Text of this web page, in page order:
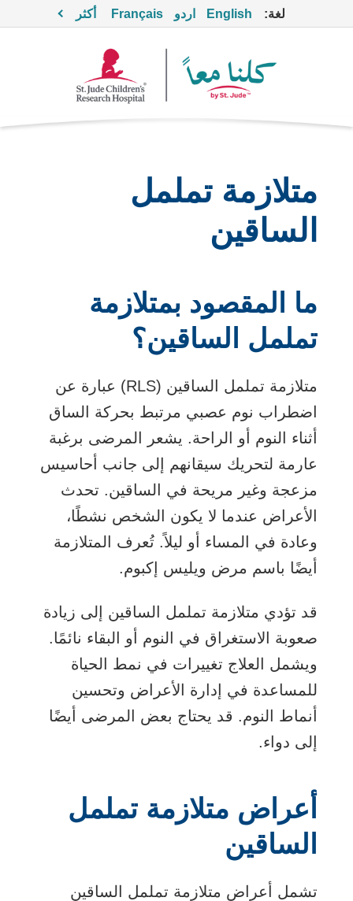
لغة: English اردو Français أكثر
متلازمة تململ
الساقين
ما المقصود بمتلازمة
تململ الساقين؟
متلازمة تململ الساقين (RLS) عبارة عن
اضطراب نوم عصبي مرتبط بحركة الساق
أثناء النوم أو الراحة. يشعر المرضى برغبة
عارمة لتحريك سيقانهم إلى جانب أحاسيس
مزعجة وغير مريحة في الساقين. تحدث
الأعراض عندما لا يكون الشخص نشطًا،
وعادة في المساء أو ليلاً. تُعرف المتلازمة
أيضًا باسم مرض ويليس إكبوم.
قد تؤدي متلازمة تململ الساقين إلى زيادة
صعوبة الاستغراق في النوم أو البقاء نائمًا.
ويشمل العلاج تغييرات في نمط الحياة
للمساعدة في إدارة الأعراض وتحسين
أنماط النوم. قد يحتاج بعض المرضى أيضًا
إلى دواء.
أعراض متلازمة تململ
الساقين
تشمل أعراض متلازمة تململ الساقين